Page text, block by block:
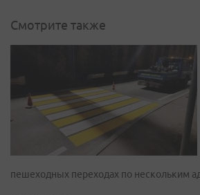
Смотрите также
пешеходных переходах по нескольким